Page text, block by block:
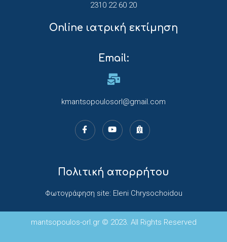
2310 22 60 20
Online ιατρική εκτίμηση
Email:
kmantsopoulosorl@gmail.com
Πολιτική απορρήτου
Φωτογράφηση site: Eleni Chrysochoidou
mantsopoulos-orl.gr © 2023. All Rights Reserved